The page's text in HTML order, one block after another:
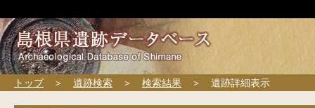
トップ＞ 遺跡検索 ＞ 検索結果 ＞ 遺跡詳細表示